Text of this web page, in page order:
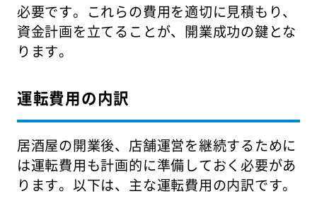
必要です。これらの費用を適切に見積もり、
資金計画を立てることが、開業成功の鍵とな
ります。
運転費用の内訳
居酒屋の開業後、店舗運営を継続するために
は運転費用も計画的に準備しておく必要があ
ります。以下は、主な運転費用の内訳です。